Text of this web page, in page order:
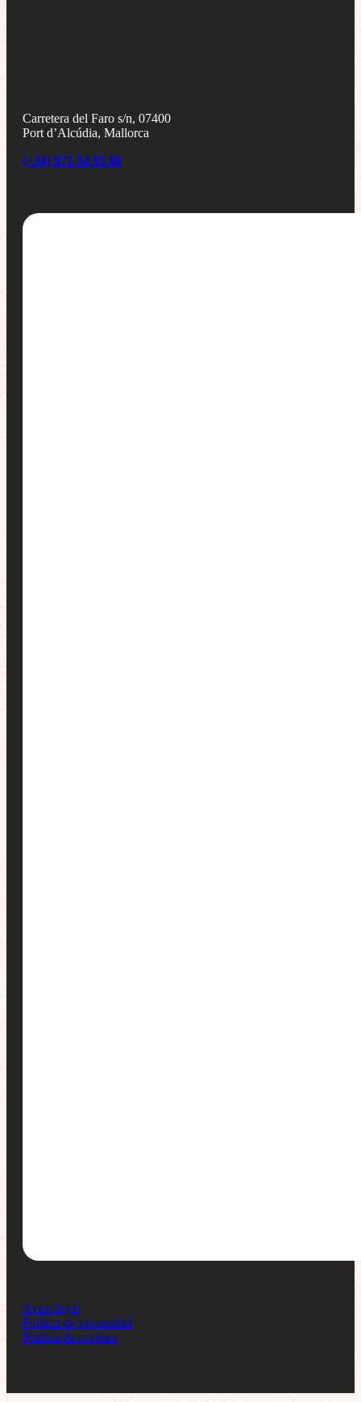
Carretera del Faro s/n, 07400
Port d’Alcúdia, Mallorca
(+34) 971 54 95 60
Aviso legal
Política de privacidad
Política de cookies